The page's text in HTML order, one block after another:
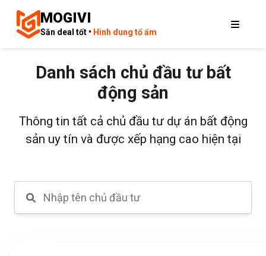
MOGIVI
Săn deal tốt • Hình dung tổ ấm
Danh sách chủ đầu tư bất
động sản
Thông tin tất cả chủ đầu tư dự án bất động
sản uy tín và được xếp hạng cao hiện tại